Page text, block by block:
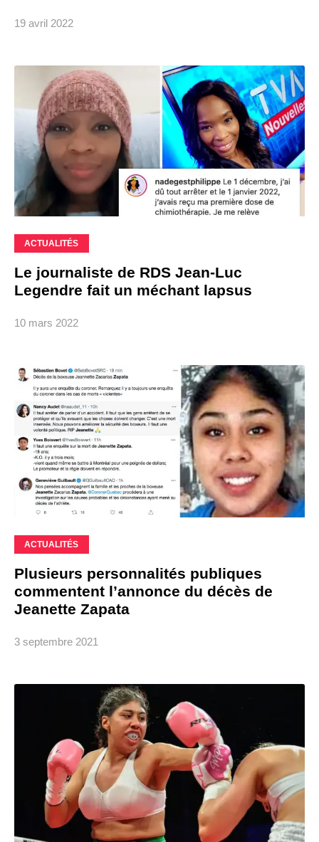
19 avril 2022
ACTUALITÉS
Le journaliste de RDS Jean-Luc
Legendre fait un méchant lapsus
10 mars 2022
ACTUALITÉS
Plusieurs personnalités publiques
commentent l’annonce du décès de
Jeanette Zapata
3 septembre 2021